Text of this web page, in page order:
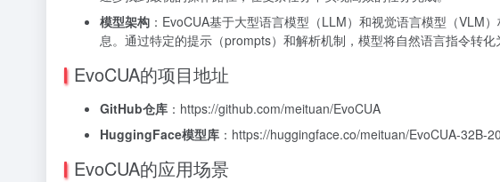
模型架构 ：EvoCUA基于大型语言模型（LLM）和视觉语言模型（VLM
息。通过特定的提示（prompts）和解析机制，模型将自然语言指令转
EvoCUA的项目地址
GitHub仓库 ：https://github.com/meituan/EvoCUA
HuggingFace模型库 ：https://huggingface.co/meituan/EvoCUA-32B-
EvoCUA的应用场景